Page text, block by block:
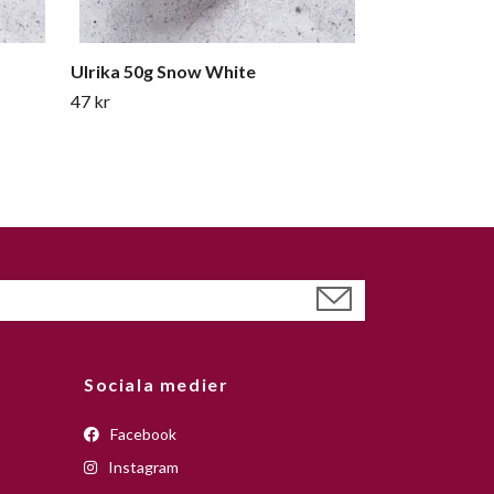
Ulrika 50g Snow White
47 kr
Sociala medier
Facebook
Instagram